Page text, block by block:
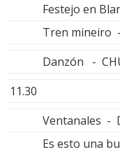
Festejo en
Tren mineiro -
Danzón -
11.30
Ventanales -
Es esto una